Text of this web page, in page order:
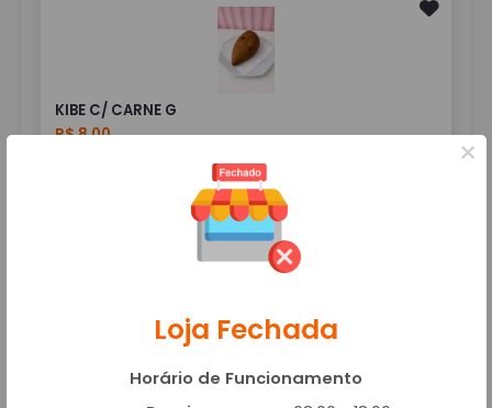
KIBE C/ CARNE G
R$ 8,00
Adicionar
KIBE C/ REQUEIJÃO
×
Loja Fechada
Horário de Funcionamento